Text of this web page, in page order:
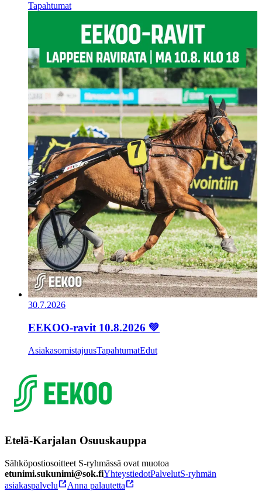
Tapahtumat
30.7.2026
EEKOO-ravit 10.8.2026 💚
AsiakasomistajuusTapahtumatEdut
Etelä-Karjalan Osuuskauppa
Sähköpostiosoitteet S-ryhmässä ovat muotoa
etunimi.sukunimi@sok.fiYhteystiedotPalvelutS-ryhmän
asiakaspalvelu
Anna palautetta